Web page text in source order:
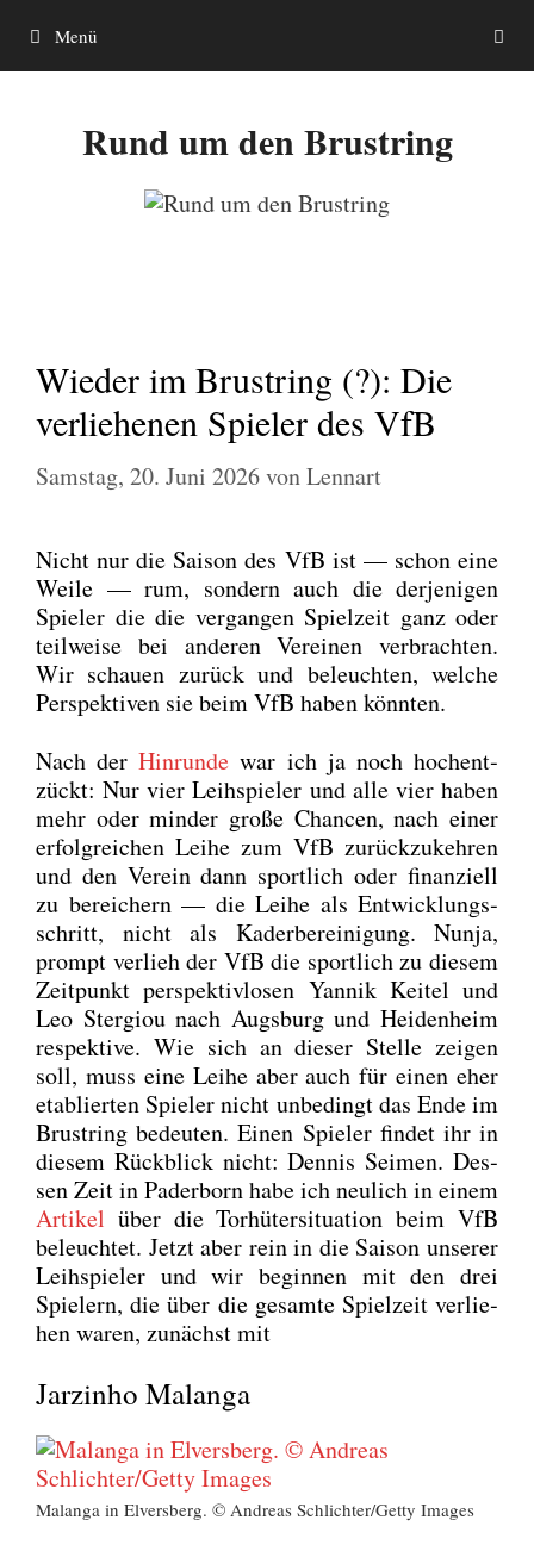
Inhalt
springen
Menü
Rund um den Brustring
Wieder im Brustring (?): Die
verliehenen Spieler des VfB
Samstag, 20. Juni 2026vonLennart
Nicht nur die Sai­son des VfB ist — schon eine
Wei­le — rum, son­dern auch die der­je­ni­gen
Spie­ler die die ver­gan­gen Spiel­zeit ganz oder
teil­wei­se bei ande­ren Ver­ei­nen ver­brach­ten.
Wir schau­en zurück und beleuch­ten, wel­che
Per­spek­ti­ven sie beim VfB haben könn­ten.
Nach derHin­run­de war ich ja noch hoch­ent­
zückt: Nur vier Leih­spie­ler und alle vier haben
mehr oder min­der gro­ße Chan­cen, nach einer
erfolg­rei­chen Lei­he zum VfB zurück­zu­keh­ren
und den Ver­ein dann sport­lich oder finan­zi­ell
zu berei­chern — die Lei­he als Ent­wick­lungs­
schritt, nicht als Kader­be­rei­ni­gung. Nun­ja,
prompt ver­lieh der VfB die sport­lich zu die­sem
Zeit­punkt per­spek­tiv­lo­sen Yan­nik Kei­tel und
Leo Ster­giou nach Augs­burg und Hei­den­heim
respek­ti­ve. Wie sich an die­ser Stel­le zei­gen
soll, muss eine Lei­he aber auch für einen eher
eta­blier­ten Spie­ler nicht unbe­dingt das Ende im
Brust­ring bedeu­ten. Einen Spie­ler fin­det ihr in
die­sem Rück­blick nicht: Den­nis Sei­men. Des­
sen Zeit in Pader­born habe ich neu­lich in einem
Arti­kel über die Tor­hü­ter­si­tua­ti­on beim VfB
beleuch­tet. Jetzt aber rein in die Sai­son unse­rer
Leih­spie­ler und wir begin­nen mit den drei
Spie­lern, die über die gesam­te Spiel­zeit ver­lie­
hen waren, zunächst mit
Jarzinho Malanga
Malan­ga in Elvers­berg. © Andre­as Schlichter/Getty Images